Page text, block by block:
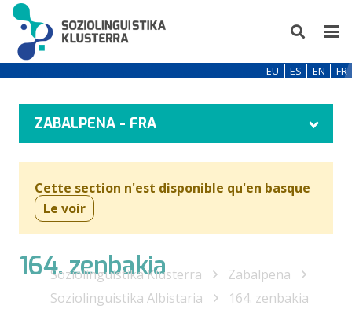
EU ES EN FR
ZABALPENA - FRA
Cette section n'est disponible qu'en basque
Le voir
164. zenbakia
Soziolinguistika Klusterra
Zabalpena
Soziolinguistika Albistaria
164. zenbakia